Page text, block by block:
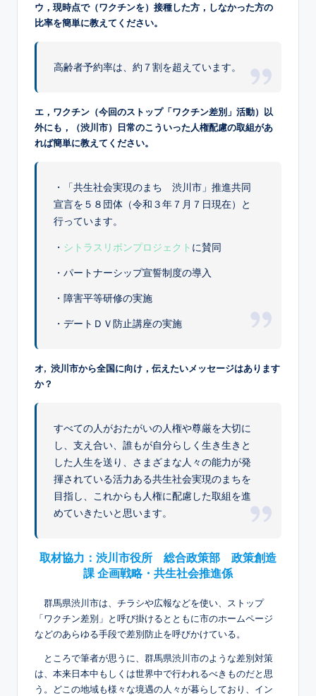
ウ，現時点で（ワクチンを）接種した方，しなかった方の
比率を簡単に教えてください。
高齢者予約率は、約７割を超えています。
エ，ワクチン（今回のストップ「ワクチン差別」活動）以
外にも，（渋川市）日常のこういった人権配慮の取組があ
れば簡単に教えてください。
・「共生社会実現のまち 渋川市」推進共同
宣言を５８団体（令和３年７月７日現在）と
行っています。
・ シトラスリボンプロジェクト に賛同
・パートナーシップ宣誓制度の導入
・障害平等研修の実施
・デートＤＶ防止講座の実施
オ, 渋川市から全国に向け，伝えたいメッセージはあります
か？
すべての人がおたがいの人権や尊厳を大切に
し、支え合い、誰もが自分らしく生き生きと
した人生を送り、さまざまな人々の能力が発
揮されている活力ある共生社会実現のまちを
目指し、これからも人権に配慮した取組を進
めていきたいと思います。
取材協力：渋川市役所 総合政策部 政策創造
課 企画戦略・共生社会推進係
群馬県渋川市は、チラシや広報などを使い、ストップ
「ワクチン差別」と呼び掛けるとともに市のホームページ
などのあらゆる手段で差別防止を呼びかけている。
ところで筆者が思うに、群馬県渋川市のような差別対策
は、本来日本中もしくは世界中で行われるべきものだと思
う。どこの地域も様々な境遇の人々が暮らしており、イン